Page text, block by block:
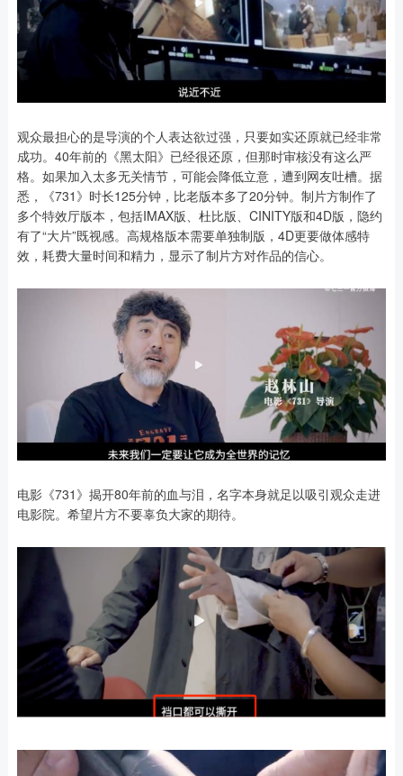
观众最担心的是导演的个人表达欲过强，只要如实还原就已经非常
成功。40年前的《黑太阳》已经很还原，但那时审核没有这么严
格。如果加入太多无关情节，可能会降低立意，遭到网友吐槽。据
悉，《731》时长125分钟，比老版本多了20分钟。制片方制作了
多个特效厅版本，包括IMAX版、杜比版、CINITY版和4D版，隐约
有了“大片”既视感。高规格版本需要单独制版，4D更要做体感特
效，耗费大量时间和精力，显示了制片方对作品的信心。
电影《731》揭开80年前的血与泪，名字本身就足以吸引观众走进
电影院。希望片方不要辜负大家的期待。